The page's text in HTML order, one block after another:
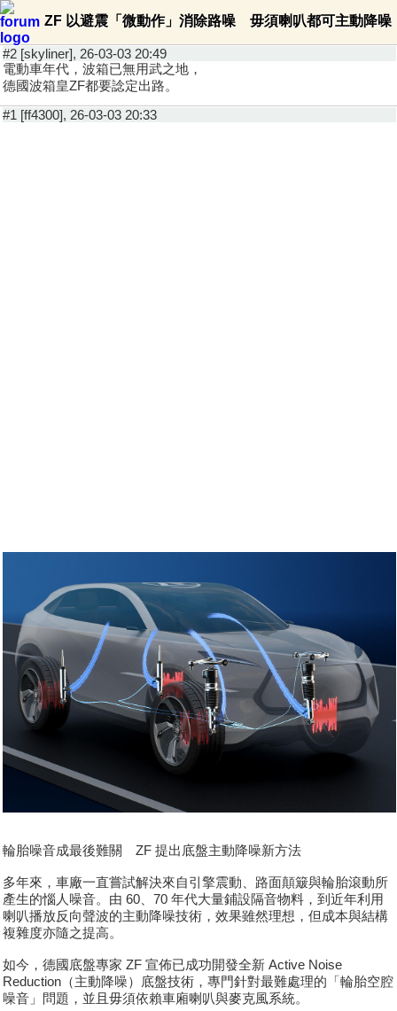
ZF 以避震「微動作」消除路噪 毋須喇叭都可主動降噪
#2 [skyliner], 26-03-03 20:49
電動車年代，波箱已無用武之地，
德國波箱皇ZF都要諗定出路。
#1 [ff4300], 26-03-03 20:33
輪胎噪音成最後難關 ZF 提出底盤主動降噪新方法
多年來，車廠一直嘗試解決來自引擎震動、路面顛簸與輪胎滾動所
產生的惱人噪音。由 60、70 年代大量鋪設隔音物料，到近年利用
喇叭播放反向聲波的主動降噪技術，效果雖然理想，但成本與結構
複雜度亦隨之提高。
如今，德國底盤專家 ZF 宣佈已成功開發全新 Active Noise
Reduction（主動降噪）底盤技術，專門針對最難處理的「輪胎空腔
噪音」問題，並且毋須依賴車廂喇叭與麥克風系統。